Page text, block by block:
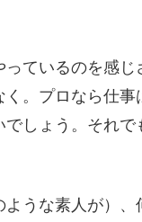
ているのを感
。プロなら仕
しょう。それ
うな素人が）